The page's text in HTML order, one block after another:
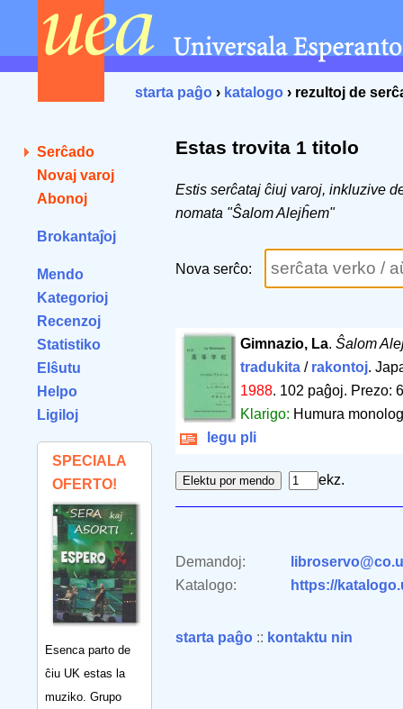
starta paĝo › katalogo › rezultoj de
Serĉado
Novaj varoj
Abonoj
Brokantaĵoj
Mendo
Kategorioj
Recenzoj
Statistiko
Elŝutu
Helpo
Ligiloj
SPECIALA
OFERTO!
Esenca parto de
ĉiu UK estas la
muziko. Grupo
Estas trovita 1 titolo
Estis serĉataj ĉiuj varoj, inkluzive
nomata "Ŝalom Alejĥem"
Nova serĉo:
Gimnazio, La. Ŝalom
tradukita/ rakontoj.
1988. 102 paĝoj. Prezo:
Klarigo: Humura
legu pli
ekz.
Demandoj:
Katalogo:
https://
starta paĝo :: kontaktu nin